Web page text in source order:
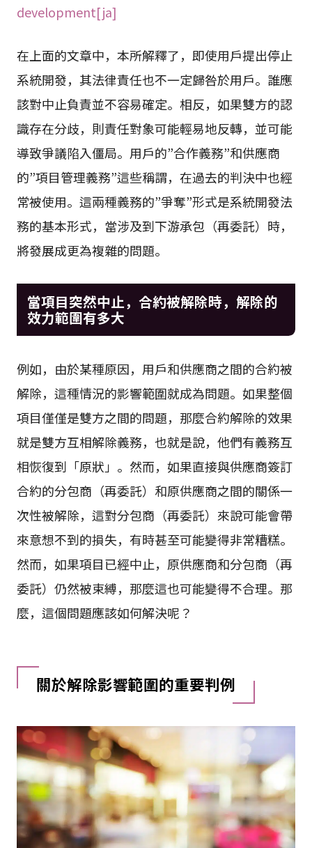
development[ja]
在上面的文章中，本所解釋了，即使用戶提出停止
系統開發，其法律責任也不一定歸咎於用戶。誰應
該對中止負責並不容易確定。相反，如果雙方的認
識存在分歧，則責任對象可能輕易地反轉，並可能
導致爭議陷入僵局。用戶的”合作義務”和供應商
的”項目管理義務”這些稱謂，在過去的判決中也經
常被使用。這兩種義務的”爭奪”形式是系統開發法
務的基本形式，當涉及到下游承包（再委託）時，
將發展成更為複雜的問題。
當項目突然中止，合約被解除時，解除的
效力範圍有多大
例如，由於某種原因，用戶和供應商之間的合約被
解除，這種情況的影響範圍就成為問題。如果整個
項目僅僅是雙方之間的問題，那麼合約解除的效果
就是雙方互相解除義務，也就是說，他們有義務互
相恢復到「原狀」。然而，如果直接與供應商簽訂
合約的分包商（再委託）和原供應商之間的關係一
次性被解除，這對分包商（再委託）來說可能會帶
來意想不到的損失，有時甚至可能變得非常糟糕。
然而，如果項目已經中止，原供應商和分包商（再
委託）仍然被束縛，那麼這也可能變得不合理。那
麼，這個問題應該如何解決呢？
關於解除影響範圍的重要判例